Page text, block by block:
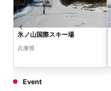
氷ノ山国際スキー場
兵庫県
Event